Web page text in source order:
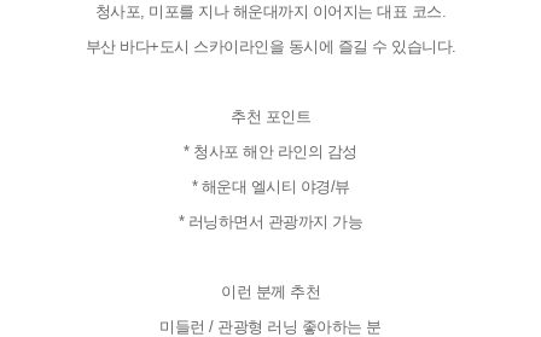
청사포, 미포를 지나 해운대까지 이어지는 대표 코스.
부산 바다+도시 스카이라인을 동시에 즐길 수 있습니다.
추천 포인트
* 청사포 해안 라인의 감성
* 해운대 엘시티 야경/뷰
* 러닝하면서 관광까지 가능
이런 분께 추천
미들런 / 관광형 러닝 좋아하는 분